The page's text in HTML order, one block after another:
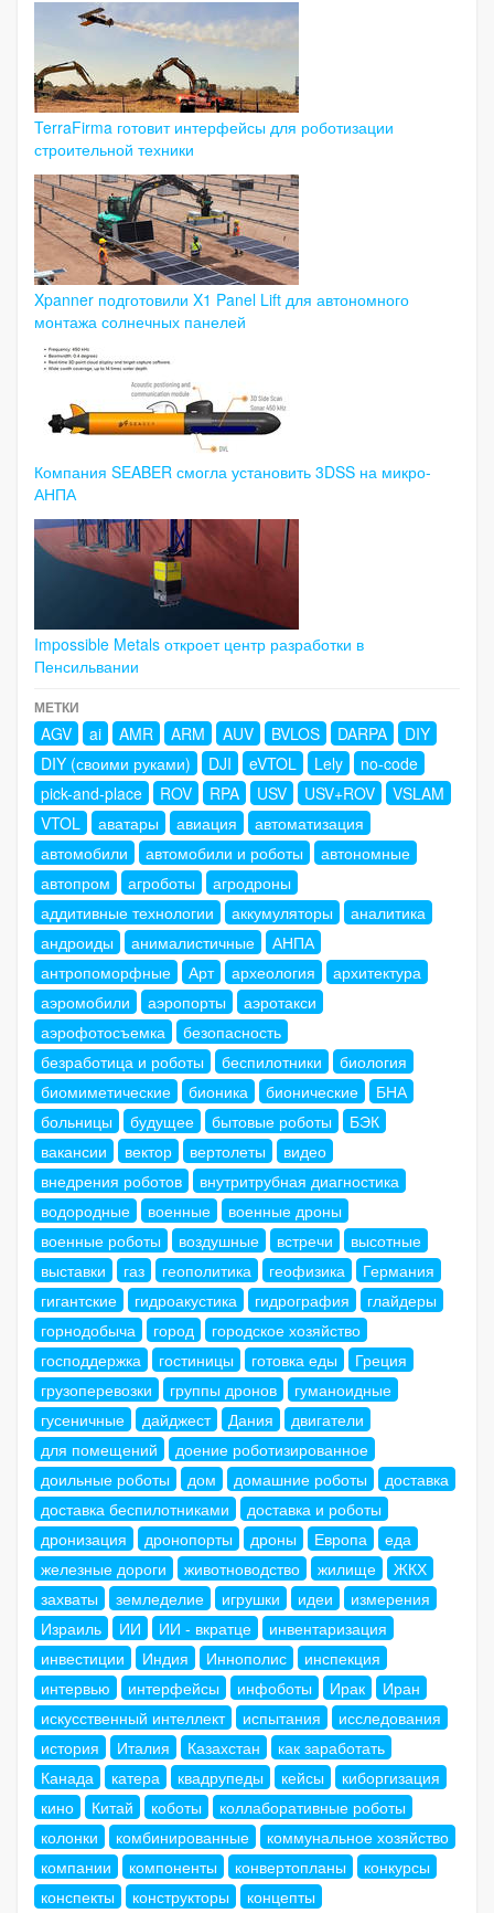
TerraFirma готовит интерфейсы для роботизации
строительной техники
Xpanner подготовили X1 Panel Lift для автономного
монтажа солнечных панелей
Компания SEABER смогла установить 3DSS на микро-
АНПА
Impossible Metals откроет центр разработки в
Пенсильвании
МЕТКИ
AGV ai AMR ARM AUV BVLOS DARPA
DIY
DIY (своими руками)
DJI eVTOL Lely
no-code
pick-and-place
ROV RPA USV USV+ROV
VSLAM
VTOL
аватары авиация
автоматизация
автомобили
автомобили и роботы
автономные
автопром
агроботы
агродроны
аддитивные технологии
аккумуляторы
аналитика
андроиды
анималистичные
АНПА
антропоморфные
Арт археология
архитектура
аэромобили
аэропорты
аэротакси
аэрофотосъемка
безопасность
безработица и роботы
беспилотники
биология
биомиметические
бионика бионические
БНА
больницы
будущее бытовые роботы
БЭК
вакансии
вектор вертолеты
видео
внедрения роботов
внутритрубная диагностика
водородные
военные
военные дроны
военные роботы
воздушные встречи
высотные
выставки
газ геополитика геофизика
Германия
гигантские
гидроакустика гидрография
глайдеры
горнодобыча
город
городское хозяйство
господдержка
гостиницы готовка еды
Греция
грузоперевозки
группы дронов
гуманоидные
гусеничные
дайджест Дания
двигатели
для помещений
доение роботизированное
доильные роботы
дом домашние роботы
доставка
доставка беспилотниками
доставка и роботы
дронизация
дронопорты дроны Европа
еда
железные дороги
животноводство жилище
ЖКХ
захваты
земледелие игрушки идеи
измерения
Израиль
ИИ ИИ - вкратце
инвентаризация
инвестиции
Индия Иннополис
инспекция
интервью
интерфейсы инфоботы Ирак
Иран
искусственный интеллект
испытания
исследования
история
Италия Казахстан
как заработать
Канада
катера квадрупеды кейсы
киборгизация
кино
Китай коботы
коллаборативные роботы
колонки
комбинированные
коммунальное хозяйство
компании
компоненты конвертопланы
конкурсы
конспекты
конструкторы
концепты